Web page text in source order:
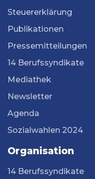
Steuererklärung
Publikationen
Pressemitteilungen
14 Berufssyndikate
Mediathek
Newsletter
Agenda
Sozialwahlen 2024
Organisation
14 Berufssyndikate